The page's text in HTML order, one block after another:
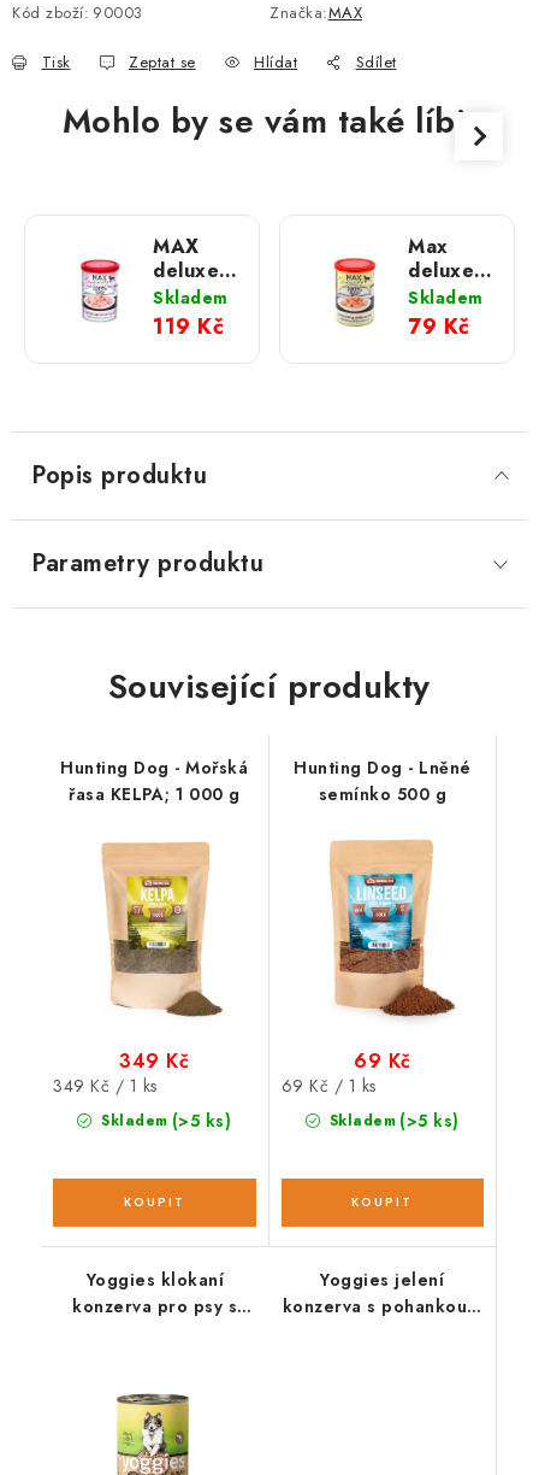
Kód zboží: 90003 Značka:MAX
Tisk Zeptat se Hlídat Sdílet
Mohlo by se vám také líbit
MAX
deluxe
Krůtí
svalovina
bez
kosti;
Skladem
119 Kč
Max
deluxe
Kuřecí
svalovina
bez
kosti;
Skladem
79 Kč
Popis produktu
Parametry produktu
Související produkty
Hunting Dog - Mořská
řasa KELPA; 1 000 g
Skladem (>5 ks)
349 Kč
Měrná
cena:
349 Kč / 1 ks
Hunting Dog - Lněné
semínko 500 g
Skladem (>5 ks)
69 Kč
Měrná
cena:
69 Kč / 1 ks
Yoggies klokaní
konzerva pro psy s
Yoggies jelení
konzerva s pohankou a